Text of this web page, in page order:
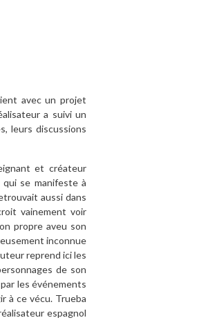
avec un projet
a suivi un
leurs discussions
et créateur
se manifeste à
aussi dans
vainement voir
propre aveu son
inconnue
reprend ici les
de son
les événements
à ce vécu. Trueba
espagnol